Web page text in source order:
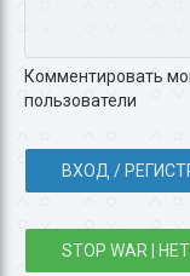
Комментировать
пользователи
ВХОД /
STOP WAR |